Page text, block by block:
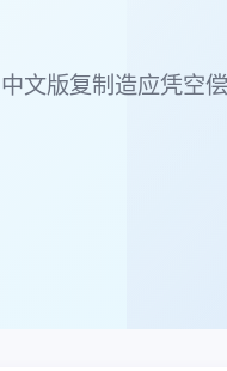
文版复制造应凭空